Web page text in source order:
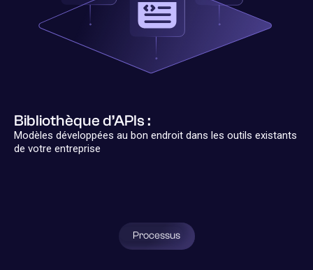
Bibliothèque d’APIs :
Modèles développées au bon endroit dans les outils existants
de votre entreprise
Processus